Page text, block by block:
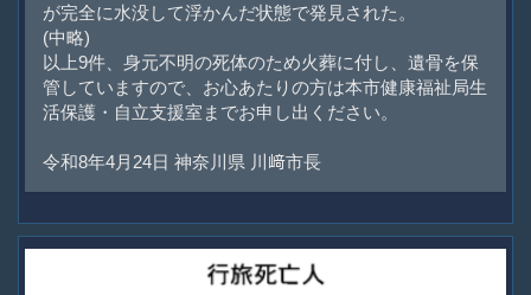
が完全に水没して浮かんだ状態で発見された。
(中略)
以上9件、身元不明の死体のため火葬に付し、遺骨を保
管していますので、お心あたりの方は本市健康福祉局生
活保護・自立支援室までお申し出ください。
令和8年4月24日 神奈川県 川﨑市長